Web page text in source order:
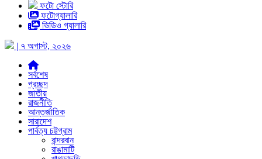
ফটো স্টোরি
ফটোগ্যালারি
ভিডিও গ্যালারি
| ৭ অগাস্ট, ২০২৬
সর্বশেষ
প্রচ্ছদ
জাতীয়
রাজনীতি
আন্তর্জাতিক
সারাদেশ
পার্বত্য চট্টগ্রাম
বান্দরবান
রাঙামাটি